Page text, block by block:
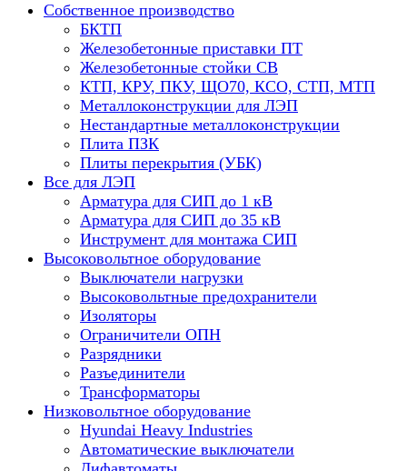
Собственное производство
БКТП
Железобетонные приставки ПТ
Железобетонные стойки СВ
КТП, КРУ, ПКУ, ЩО70, КСО, СТП, МТП
Металлоконструкции для ЛЭП
Нестандартные металлоконструкции
Плита ПЗК
Плиты перекрытия (УБК)
Все для ЛЭП
Арматура для СИП до 1 кВ
Арматура для СИП до 35 кВ
Инструмент для монтажа СИП
Высоковольтное оборудование
Выключатели нагрузки
Высоковольтные предохранители
Изоляторы
Ограничители ОПН
Разрядники
Разъединители
Трансформаторы
Низковольтное оборудование
Hyundai Heavy Industries
Автоматические выключатели